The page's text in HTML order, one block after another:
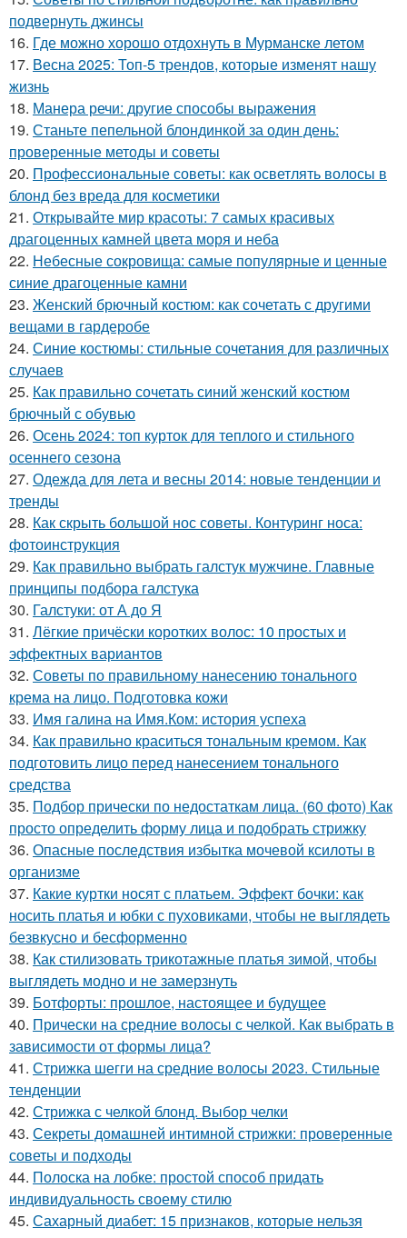
подвернуть джинсы
16. Где можно хорошо отдохнуть в Мурманске летом
17. Весна 2025: Топ-5 трендов, которые изменят нашу
жизнь
18. Манера речи: другие способы выражения
19. Станьте пепельной блондинкой за один день:
проверенные методы и советы
20. Профессиональные советы: как осветлять волосы в
блонд без вреда для косметики
21. Открывайте мир красоты: 7 самых красивых
драгоценных камней цвета моря и неба
22. Небесные сокровища: самые популярные и ценные
синие драгоценные камни
23. Женский брючный костюм: как сочетать с другими
вещами в гардеробе
24. Синие костюмы: стильные сочетания для различных
случаев
25. Как правильно сочетать синий женский костюм
брючный с обувью
26. Осень 2024: топ курток для теплого и стильного
осеннего сезона
27. Одежда для лета и весны 2014: новые тенденции и
тренды
28. Как скрыть большой нос советы. Контуринг носа:
фотоинструкция
29. Как правильно выбрать галстук мужчине. Главные
принципы подбора галстука
30. Галстуки: от А до Я
31. Лёгкие причёски коротких волос: 10 простых и
эффектных вариантов
32. Советы по правильному нанесению тонального
крема на лицо. Подготовка кожи
33. Имя галина на Имя.Ком: история успеха
34. Как правильно краситься тональным кремом. Как
подготовить лицо перед нанесением тонального
средства
35. Подбор прически по недостаткам лица. (60 фото) Как
просто определить форму лица и подобрать стрижку
36. Опасные последствия избытка мочевой ксилоты в
организме
37. Какие куртки носят с платьем. Эффект бочки: как
носить платья и юбки с пуховиками, чтобы не выглядеть
безвкусно и бесформенно
38. Как стилизовать трикотажные платья зимой, чтобы
выглядеть модно и не замерзнуть
39. Ботфорты: прошлое, настоящее и будущее
40. Прически на средние волосы с челкой. Как выбрать в
зависимости от формы лица?
41. Стрижка шегги на средние волосы 2023. Стильные
тенденции
42. Стрижка с челкой блонд. Выбор челки
43. Секреты домашней интимной стрижки: проверенные
советы и подходы
44. Полоска на лобке: простой способ придать
индивидуальность своему стилю
45. Сахарный диабет: 15 признаков, которые нельзя